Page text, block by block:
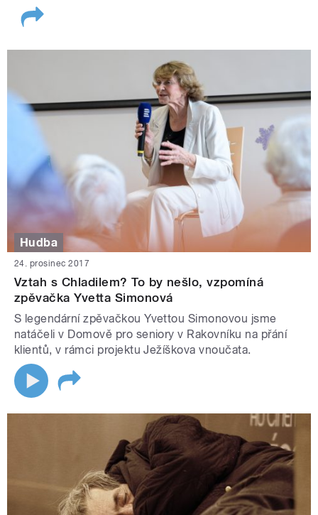
Hudba
24. prosinec 2017
Vztah s Chladilem? To by nešlo, vzpomíná
zpěvačka Yvetta Simonová
S legendární zpěvačkou Yvettou Simonovou jsme
natáčeli v Domově pro seniory v Rakovníku na přání
klientů, v rámci projektu Ježíškova vnoučata.